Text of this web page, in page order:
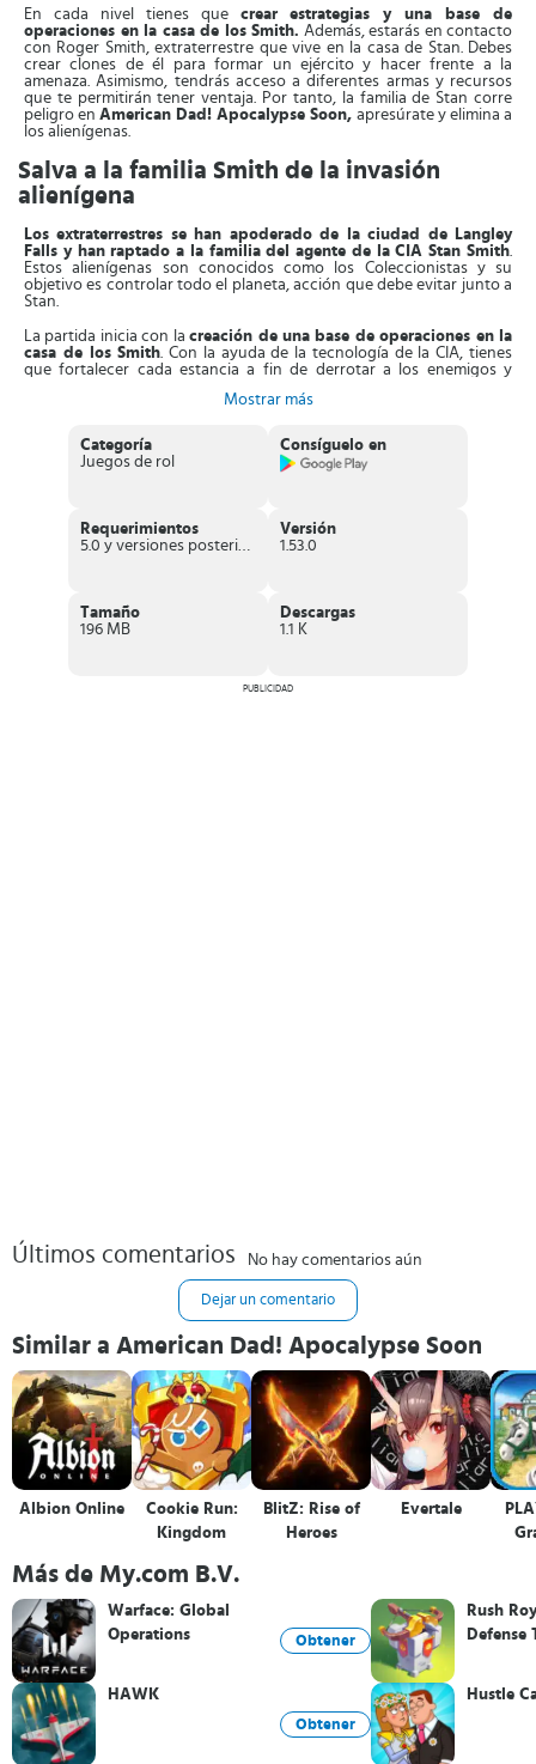
En cada nivel tienes que crear estrategias y una base de
operaciones en la casa de los Smith. Además, estarás en contacto
con Roger Smith, extraterrestre que vive en la casa de Stan. Debes
crear clones de él para formar un ejército y hacer frente a la
amenaza. Asimismo, tendrás acceso a diferentes armas y recursos
que te permitirán tener ventaja. Por tanto, la familia de Stan corre
peligro en American Dad! Apocalypse Soon, apresúrate y elimina a
los alienígenas.
Salva a la familia Smith de la invasión
alienígena
Los extraterrestres se han apoderado de la ciudad de Langley
Falls y han raptado a la familia del agente de la CIA Stan Smith.
Estos alienígenas son conocidos como los Coleccionistas y su
objetivo es controlar todo el planeta, acción que debe evitar junto a
Stan.
La partida inicia con lacreación de una base de operaciones en la
casa de los Smith. Con la ayuda de la tecnología de la CIA, tienes
que fortalecer cada estancia a fin de derrotar a los enemigos y
, extraterrestre acogido por dicha familia, con el
El sistema de cada partida mezcla elementos de RPG con
estrategias, es decir enfrentamientos crudos y gestión de recursos.
con las armas, solo así podrás ganar. Tendrás
para tu ejército, tales como rifles, bates, varitas, revólveres y
ametralladoras eléctricas.
permitirán edificar más habitaciones en la casa
los gráficos del juego son muy realistas, recrean a la perfección los
Características de American Dad!
Mostrar más
Categoría
Juegos de rol
Consíguelo en
Requerimientos
5.0 y versiones posteriores
Versión
1.53.0
Tamaño
196 MB
Descargas
1.1 K
PUBLICIDAD
Últimos comentarios No hay comentarios aún
Dejar un comentario
Similar a American Dad! Apocalypse Soon
Albion Online
Cookie Run:
Kingdom
BlitZ: Rise of
Heroes
Evertale
Más de My.com B.V.
Warface: Global
Operations
Obtener
HAWK
Obtener
Rush
Defense
Hustle